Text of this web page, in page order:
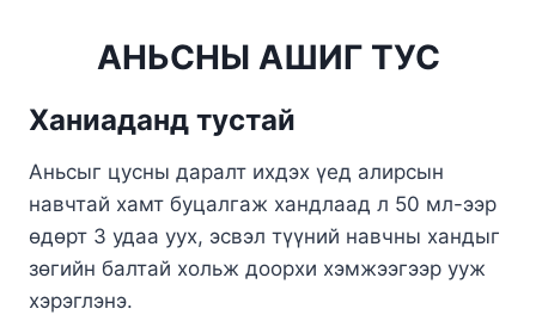
АНЬСНЫ АШИГ ТУС
Ханиаданд тустай
Аньсыг цусны даралт ихдэх үед алирсын
навчтай хамт буцалгаж хандлаад л 50 мл-ээр
өдөрт 3 удаа уух, эсвэл түүний навчны хандыг
зөгийн балтай хольж доорхи хэмжээгээр ууж
хэрэглэнэ.